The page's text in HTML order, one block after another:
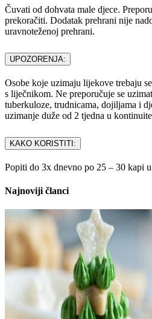
Čuvati od dohvata male djece.
prekoračiti. Dodatak prehrani nije
uravnoteženoj prehrani.
UPOZORENJA:
Osobe koje uzimaju lijekove trebaju
s liječnikom. Ne preporučuje se
tuberkuloze, trudnicama, dojiljama i
uzimanje duže od 2 tjedna u
KAKO KORISTITI:
Popiti do 3x dnevno po 25 – 30 kapi
Najnoviji članci